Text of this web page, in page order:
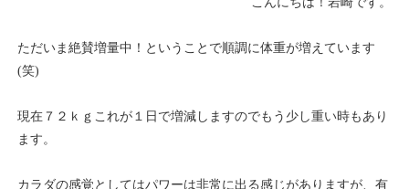
ただいま絶賛増量中！ということで順調に体重が増えています
(笑)
現在７２ｋｇこれが１日で増減しますのでもう少し重い時もあり
ます。
カラダの感覚としてはパワーは非常に出る感じがありますが、有